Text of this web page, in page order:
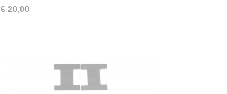
€ 20,00